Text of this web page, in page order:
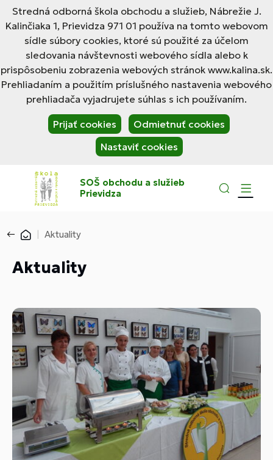
Stredná odborná škola obchodu a služieb, Nábrežie J.
Kalinčiaka 1, Prievidza 971 01 používa na tomto webovom
sídle súbory cookies, ktoré sú použité za účelom
sledovania návštevnosti webového sídla alebo k
prispôsobeniu zobrazenia webových stránok www.kalina.sk.
Prehliadaním a použitím príslušného nastavenia webového
prehliadača vyjadrujete súhlas s ich používaním.
Prijať cookies
Odmietnuť cookies
Nastaviť cookies
SOŠ obchodu a služieb
Prievidza
Aktuality
Aktuality